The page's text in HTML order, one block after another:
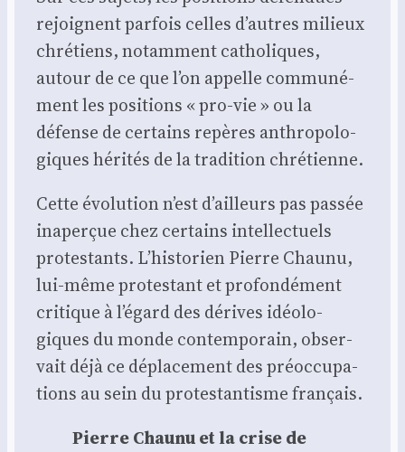
rejoignent par­fois celles d’autres milieux
chré­tiens, notam­ment catho­liques,
autour de ce que l’on appelle com­mu­né­
ment les posi­tions « pro-vie » ou la
défense de cer­tains repères anthro­po­lo­
giques héri­tés de la tra­di­tion chré­tienne.
Cette évo­lu­tion n’est d’ailleurs pas pas­sée
inaper­çue chez cer­tains intel­lec­tuels
pro­tes­tants. L’historien Pierre Chau­nu,
lui-même pro­tes­tant et pro­fon­dé­ment
cri­tique à l’égard des dérives idéo­lo­
giques du monde contem­po­rain, obser­
vait déjà ce dépla­ce­ment des pré­oc­cu­pa­
tions au sein du pro­tes­tan­tisme fran­çais.
Pierre Chau­nu et la crise de